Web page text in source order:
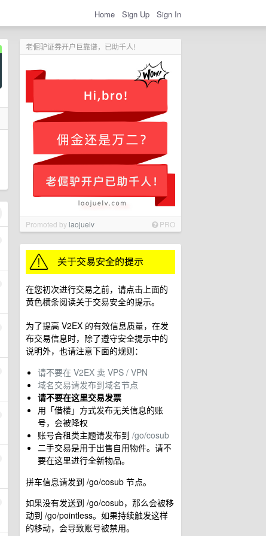
Home Sign Up Sign In
老倔驴证券开户巨靠谱，已助千人!
Promoted bylaojuelv PRO
在您初次进行交易之前，请点击上面的
黄色横条阅读关于交易安全的提示。
为了提高 V2EX 的有效信息质量，在发
布交易信息时，除了遵守安全提示中的
说明外，也请注意下面的规则：
请不要在 V2EX 卖 VPS / VPN
域名交易请发布到域名节点
请不要在这里交易发票
用「借楼」方式发布无关信息的账
号，会被降权
账号合租类主题请发布到 /go/cosub
二手交易是用于出售自用物件。请不
要在这里进行全新物品。
拼车信息请发到 /go/cosub 节点。
如果没有发送到 /go/cosub，那么会被移
动到 /go/pointless。如果持续触发这样
的移动，会导致账号被禁用。